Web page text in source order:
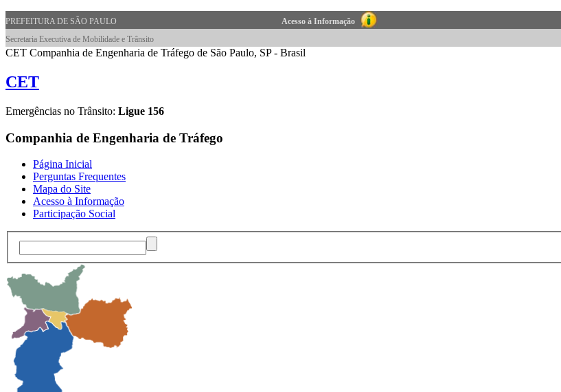
PREFEITURA DE SÃO PAULO Acesso à Informação
Secretaria Executiva de Mobilidade e Trânsito
CET Companhia de Engenharia de Tráfego de São Paulo, SP - Brasil
CET
Emergências no Trânsito: Ligue 156
Companhia de Engenharia de Tráfego
Página Inicial
Perguntas Frequentes
Mapa do Site
Acesso à Informação
Participação Social